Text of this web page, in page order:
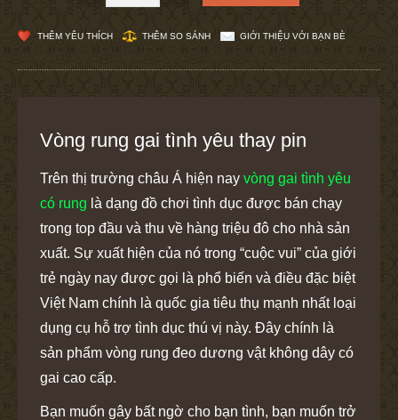
THÊM YÊU THÍCH THÊM SO SÁNH GIỚI THIỆU VỚI BẠN BÈ
Vòng rung gai tình yêu thay pin
Trên thị trường châu Á hiện nay vòng gai tình yêu
có rung là dạng đồ chơi tình dục được bán chạy
trong top đầu và thu về hàng triệu đô cho nhà sản
xuất. Sự xuất hiện của nó trong “cuộc vui” của giới
trẻ ngày nay được gọi là phổ biến và điều đặc biệt
Việt Nam chính là quốc gia tiêu thụ mạnh nhất loại
dụng cụ hỗ trợ tình dục thú vị này. Đây chính là
sản phẩm vòng rung đeo dương vật không dây có
gai cao cấp.
Bạn muốn gây bất ngờ cho bạn tình, bạn muốn trở